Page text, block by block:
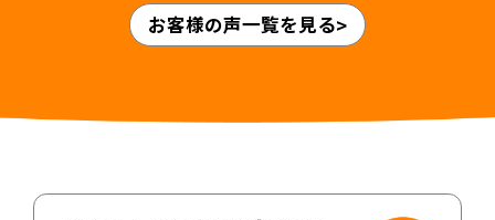
お客様の声一覧を見る